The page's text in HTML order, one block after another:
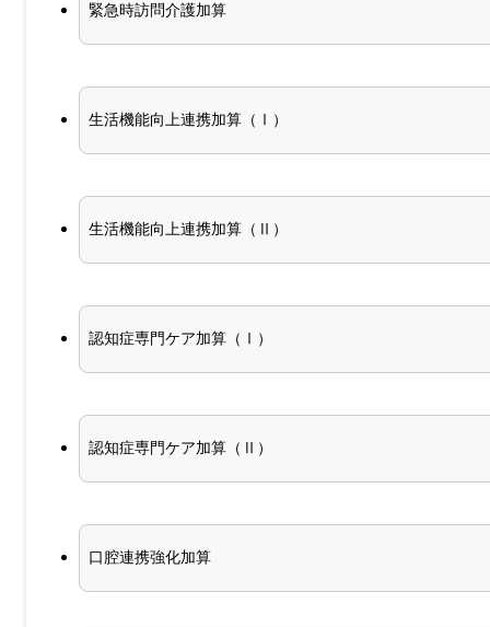
緊急時訪問介護加算
生活機能向上連携加算（Ⅰ）
生活機能向上連携加算（Ⅱ）
認知症専門ケア加算（Ⅰ）
認知症専門ケア加算（Ⅱ）
口腔連携強化加算